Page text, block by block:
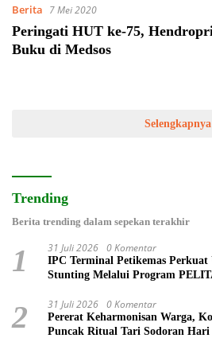
Berita 7 Mei 2020
Peringati HUT ke-75,
Buku di Medsos
Selengkapnya
Trending
Berita trending dalam sepekan terakhir
1 31 Juli 2026 0 Komentar
IPC Terminal Petikemas Perkuat
Stunting Melalui Program
2 31 Juli 2026 0 Komentar
Pererat Keharmonisan Warga,
Puncak Ritual Tari Sodoran Hari